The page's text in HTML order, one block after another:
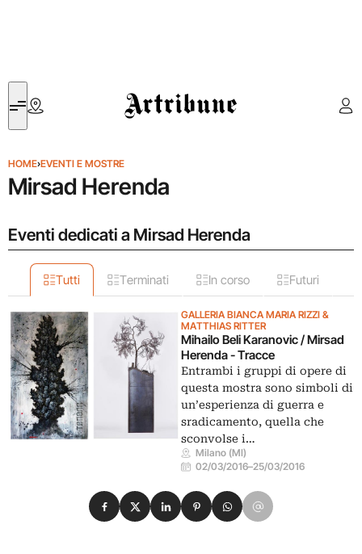
Artribune
HOME›EVENTI E MOSTRE
Mirsad Herenda
Eventi dedicati a Mirsad Herenda
Tutti Terminati In corso Futuri
GALLERIA BIANCA MARIA RIZZI &
MATTHIAS RITTER
Mihailo Beli Karanovic / Mirsad
Herenda - Tracce
Entrambi i gruppi di opere di
questa mostra sono simboli di
un’esperienza di guerra e
sradicamento, quella che
sconvolse i…
Milano (MI)
02/03/2016–25/03/2016
Condividi su Facebook
Condividi su X
Condividi su LinkedIn
Condividi su Pinterest
Condividi su WhatsApp
Condividi su Email